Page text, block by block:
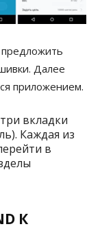
Далее
приложением.
вкладки
Каждая из
в
К